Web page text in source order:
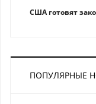
США готовят
ПОПУЛЯРНЫЕ